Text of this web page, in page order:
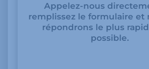
Appelez-nous
remplissez le formulaire et
répondrons le plus
possible.